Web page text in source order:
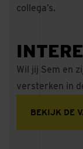
collega’s.
Wil jij Sem en
versterken in
BEKIJK DE